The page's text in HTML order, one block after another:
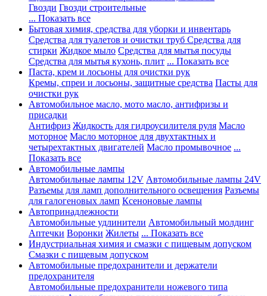
Гвозди Гвозди строительные
... Показать все
Бытовая химия, средства для уборки и инвентарь
Средства для туалетов и очистки труб Средства для
стирки Жидкое мыло Средства для мытья посуды
Средства для мытья кухонь, плит ... Показать все
Паста, крем и лосьоны для очистки рук
Кремы, спреи и лосьоны, защитные средства Пасты для
очистки рук
Автомобильное масло, мото масло, антифризы и
присадки
Антифриз Жидкость для гидроусилителя руля Масло
моторное Масло моторное для двухтактных и
четырехтактных двигателей Масло промывочное ...
Показать все
Автомобильные лампы
Автомобильные лампы 12V Автомобильные лампы 24V
Разъемы для ламп дополнительного освещения Разъемы
для галогеновых ламп Ксеноновые лампы
Автопринадлежности
Автомобильные удлинители Автомобильный молдинг
Аптечки Воронки Жилеты ... Показать все
Индустриальная химия и смазки с пищевым допуском
Смазки с пищевым допуском
Автомобильные предохранители и держатели
предохранителя
Автомобильные предохранители ножевого типа